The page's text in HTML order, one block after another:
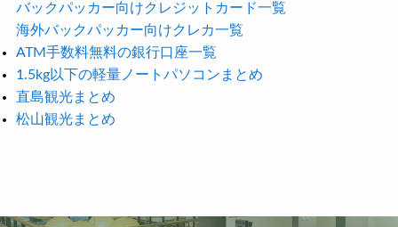
バックパッカー向けクレジットカード一覧
海外バックパッカー向けクレカ一覧
ATM手数料無料の銀行口座一覧
1.5kg以下の軽量ノートパソコンまとめ
直島観光まとめ
松山観光まとめ